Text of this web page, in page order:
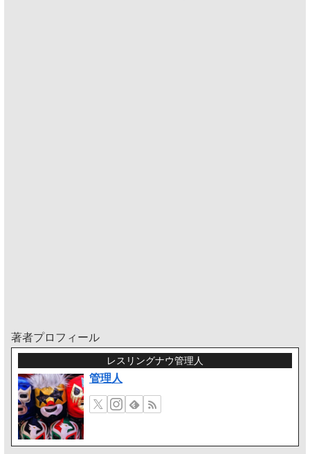
著者プロフィール
レスリングナウ管理人
管理人